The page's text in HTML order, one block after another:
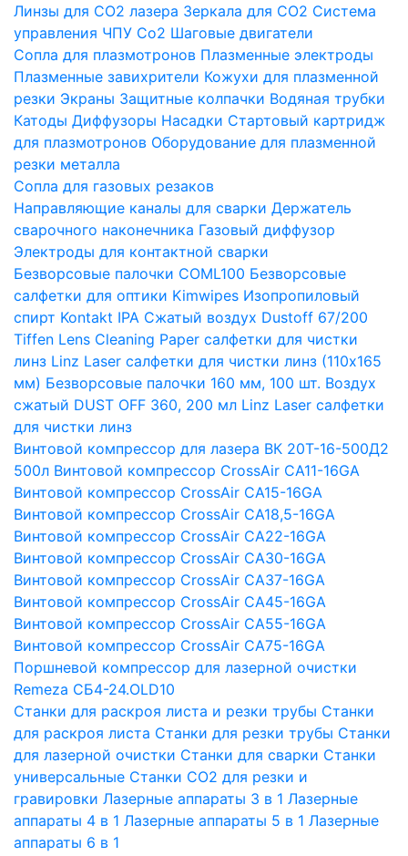
Линзы для СО2 лазера Зеркала для СО2 Система
управления ЧПУ Co2 Шаговые двигатели
Сопла для плазмотронов Плазменные электроды
Плазменные завихрители Кожухи для плазменной
резки Экраны Защитные колпачки Водяная трубки
Катоды Диффузоры Насадки Стартовый картридж
для плазмотронов Оборудование для плазменной
резки металла
Сопла для газовых резаков
Направляющие каналы для сварки Держатель
сварочного наконечника Газовый диффузор
Электроды для контактной сварки
Безворсовые палочки COML100 Безворсовые
салфетки для оптики Kimwipes Изопропиловый
спирт Kontakt IPA Сжатый воздух Dustoff 67/200
Tiffen Lens Cleaning Paper салфетки для чистки
линз Linz Laser салфетки для чистки линз (110х165
мм) Безворсовые палочки 160 мм, 100 шт. Воздух
сжатый DUST OFF 360, 200 мл Linz Laser салфетки
для чистки линз
Винтовой компрессор для лазера ВК 20Т-16-500Д2
500л Винтовой компрессор CrossAir CA11-16GA
Винтовой компрессор CrossAir CA15-16GA
Винтовой компрессор CrossAir CA18,5-16GA
Винтовой компрессор CrossAir CA22-16GA
Винтовой компрессор CrossAir CA30-16GA
Винтовой компрессор CrossAir CA37-16GA
Винтовой компрессор CrossAir CA45-16GA
Винтовой компрессор CrossAir CA55-16GA
Винтовой компрессор CrossAir CA75-16GA
Поршневой компрессор для лазерной очистки
Remeza СБ4-24.OLD10
Станки для раскроя листа и резки трубы Станки
для раскроя листа Станки для резки трубы Станки
для лазерной очистки Станки для сварки Станки
универсальные Станки СО2 для резки и
гравировки Лазерные аппараты 3 в 1 Лазерные
аппараты 4 в 1 Лазерные аппараты 5 в 1 Лазерные
аппараты 6 в 1